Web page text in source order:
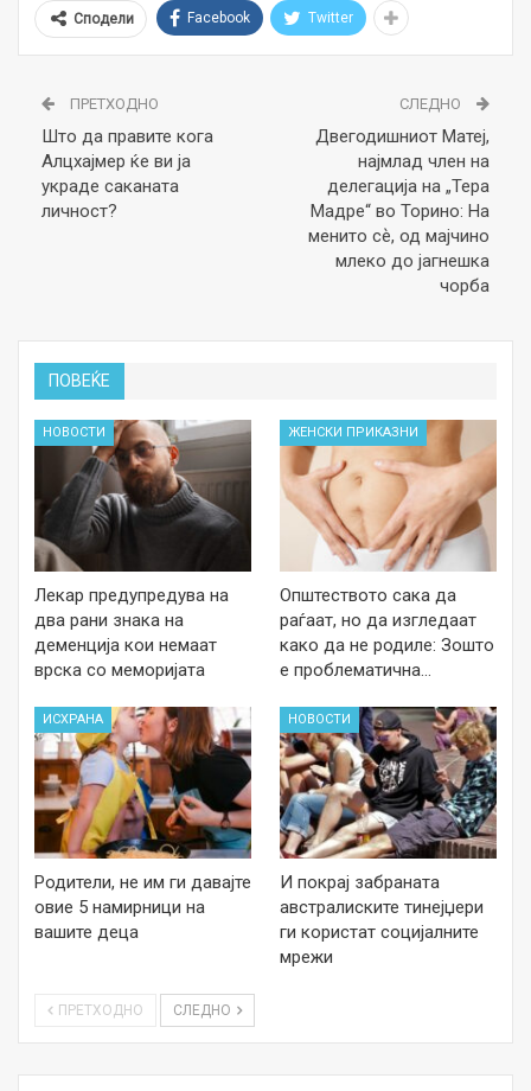
Сподели Facebook Twitter
ПРЕТХОДНО
Што да правите кога
Алцхајмер ќе ви ја
украде саканата
личност?
СЛЕДНО
Двегодишниот Матеј,
најмлад член на
делегација на „Тера
Мадре“ во Торино: На
менито сѐ, од мајчино
млеко до јагнешка
чорба
ПОВЕЌЕ
НОВОСТИ
Лекар предупредува на
два рани знака на
деменција кои немаат
врска со меморијата
ЖЕНСКИ ПРИКАЗНИ
Општеството сака да
раѓаат, но да изгледаат
како да не родиле: Зошто
е проблематична…
ИСХРАНА
Родители, не им ги давајте
овие 5 намирници на
вашите деца
НОВОСТИ
И покрај забраната
австралиските тинејџери
ги користат социјалните
мрежи
ПРЕТХОДНО СЛЕДНО